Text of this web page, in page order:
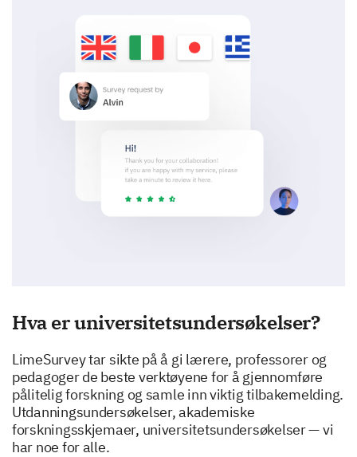
Hva er universitetsundersøkelser?
LimeSurvey tar sikte på å gi lærere, professorer og
pedagoger de beste verktøyene for å gjennomføre
pålitelig forskning og samle inn viktig tilbakemelding.
Utdanningsundersøkelser, akademiske
forskningsskjemaer, universitetsundersøkelser — vi
har noe for alle.